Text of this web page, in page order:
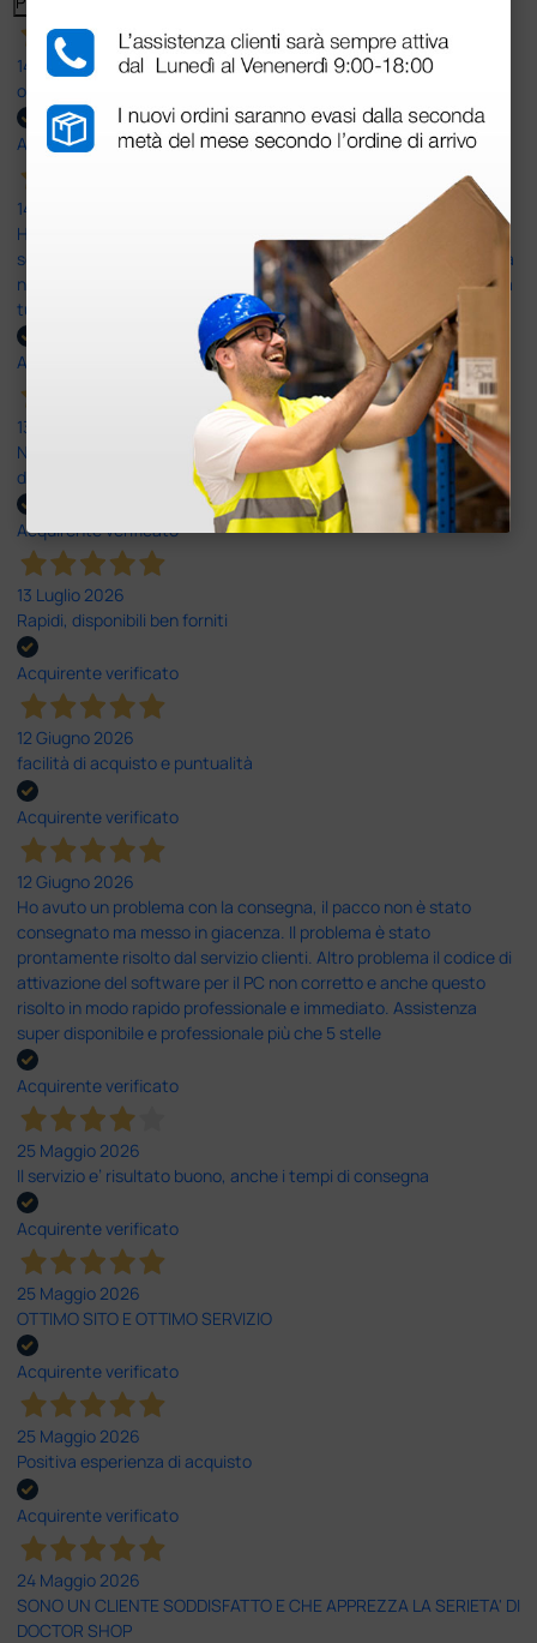
14 Luglio 2026
ottima
Acquirente verificato
14 Luglio 2026
Ho acquistato un ecografo da Doctor Shop e sono rimasto molto
soddisfatto dell'esperienza. Apparecchiatura di qualità, consegna
nei tempi previsti e un servizio clienti disponibile che ha risposto a
tutti i miei dubbi prima dell'acquisto. Consigliato
Acquirente verificato
13 Luglio 2026
Nulla da eccepire. Tutto estremamente chiaro e corretto,
dall’ordine alla consegna.
Acquirente verificato
13 Luglio 2026
Rapidi, disponibili ben forniti
Acquirente verificato
12 Giugno 2026
facilità di acquisto e puntualità
Acquirente verificato
12 Giugno 2026
Ho avuto un problema con la consegna, il pacco non è stato
consegnato ma messo in giacenza. Il problema è stato
prontamente risolto dal servizio clienti. Altro problema il codice di
attivazione del software per il PC non corretto e anche questo
risolto in modo rapido professionale e immediato. Assistenza
super disponibile e professionale più che 5 stelle
Acquirente verificato
25 Maggio 2026
Il servizio e’ risultato buono, anche i tempi di consegna
Acquirente verificato
25 Maggio 2026
OTTIMO SITO E OTTIMO SERVIZIO
Acquirente verificato
25 Maggio 2026
Positiva esperienza di acquisto
Acquirente verificato
24 Maggio 2026
SONO UN CLIENTE SODDISFATTO E CHE APPREZZA LA SERIETA' DI
DOCTOR SHOP